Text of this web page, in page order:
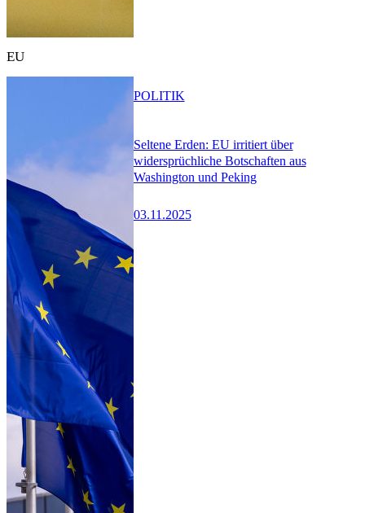
EU
Seltene Erden: EU irritiert über
widersprüchliche Botschaften aus
Washington und Peking
03.11.2025
POLITIK